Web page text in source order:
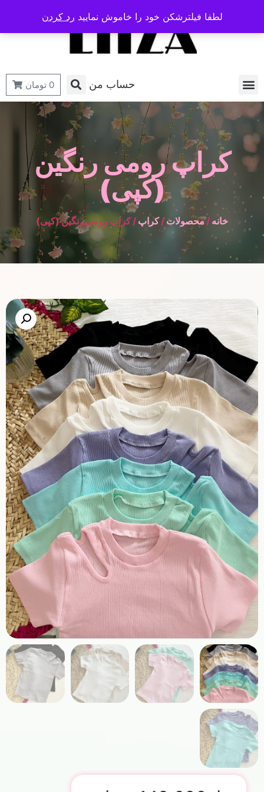
حساب من 0 تومان
کراپ رومی رنگین
(کپی)
خانه /محصولات/کراپ / کراپ رومی رنگین (کپی)
لطفا فیلترشکن خود را خاموش نمایید رد کردن